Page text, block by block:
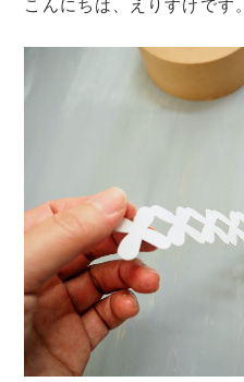
こんにちは、えりすけです。